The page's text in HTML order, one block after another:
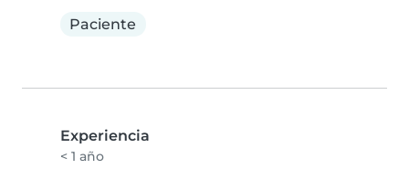
Paciente
Experiencia
< 1 año